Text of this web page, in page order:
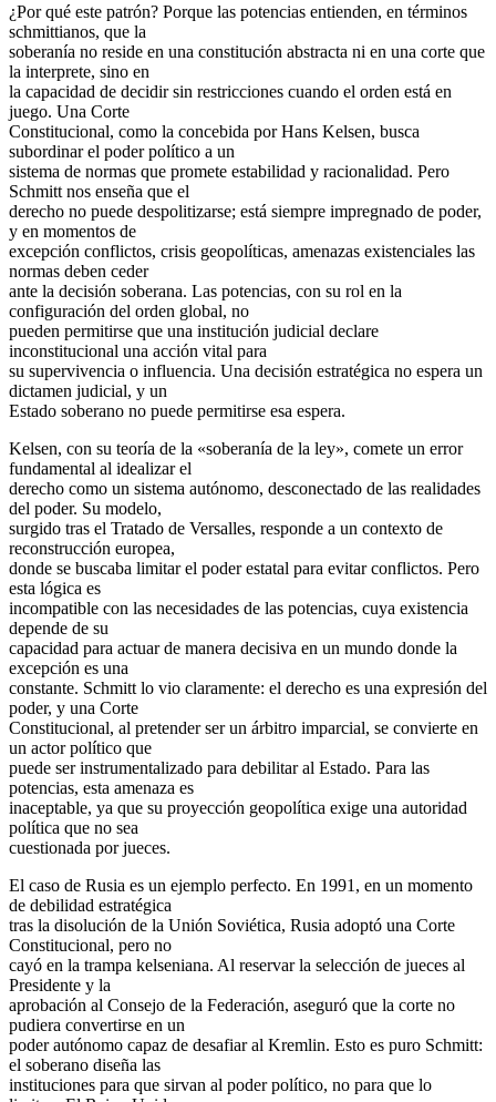
¿Por qué este patrón? Porque las potencias entienden, en términos
schmittianos, que la
soberanía no reside en una constitución abstracta ni en una corte que
la interprete, sino en
la capacidad de decidir sin restricciones cuando el orden está en
juego. Una Corte
Constitucional, como la concebida por Hans Kelsen, busca
subordinar el poder político a un
sistema de normas que promete estabilidad y racionalidad. Pero
Schmitt nos enseña que el
derecho no puede despolitizarse; está siempre impregnado de poder,
y en momentos de
excepción conflictos, crisis geopolíticas, amenazas existenciales las
normas deben ceder
ante la decisión soberana. Las potencias, con su rol en la
configuración del orden global, no
pueden permitirse que una institución judicial declare
inconstitucional una acción vital para
su supervivencia o influencia. Una decisión estratégica no espera un
dictamen judicial, y un
Estado soberano no puede permitirse esa espera.
Kelsen, con su teoría de la «soberanía de la ley», comete un error
fundamental al idealizar el
derecho como un sistema autónomo, desconectado de las realidades
del poder. Su modelo,
surgido tras el Tratado de Versalles, responde a un contexto de
reconstrucción europea,
donde se buscaba limitar el poder estatal para evitar conflictos. Pero
esta lógica es
incompatible con las necesidades de las potencias, cuya existencia
depende de su
capacidad para actuar de manera decisiva en un mundo donde la
excepción es una
constante. Schmitt lo vio claramente: el derecho es una expresión del
poder, y una Corte
Constitucional, al pretender ser un árbitro imparcial, se convierte en
un actor político que
puede ser instrumentalizado para debilitar al Estado. Para las
potencias, esta amenaza es
inaceptable, ya que su proyección geopolítica exige una autoridad
política que no sea
cuestionada por jueces.
El caso de Rusia es un ejemplo perfecto. En 1991, en un momento
de debilidad estratégica
tras la disolución de la Unión Soviética, Rusia adoptó una Corte
Constitucional, pero no
cayó en la trampa kelseniana. Al reservar la selección de jueces al
Presidente y la
aprobación al Consejo de la Federación, aseguró que la corte no
pudiera convertirse en un
poder autónomo capaz de desafiar al Kremlin. Esto es puro Schmitt:
el soberano diseña las
instituciones para que sirvan al poder político, no para que lo